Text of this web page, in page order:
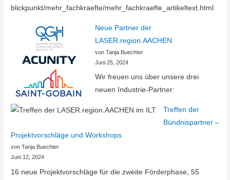
blickpunkt/mehr_fachkraefte/mehr_fachkraefte_artikeltext.html
Neue Partner der
LASER.region.AACHEN
von Tanja Buechter
Juni 25, 2024
Wir freuen uns über unsere drei
neuen Industrie-Partner:
Treffen der
Bündnispartner –
Projektvorschläge und Workshops
von Tanja Buechter
Juni 12, 2024
16 neue Projektvorschläge für die zweite Förderphase, 55